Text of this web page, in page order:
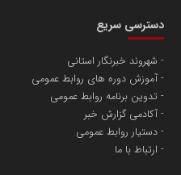
پایگاه اطلاع رسانی اعتلای
تامین آهن اسفنجی تولیدکنندگان
مسعودصادقی
دسترسی سریع
شهروند خبرنگار استانی
آموزش دوره های روابط عمومی
تدوین برنامه روابط عمومی
آکادمی گزارش خبر
دستیار روابط عمومی
ارتباط با ما